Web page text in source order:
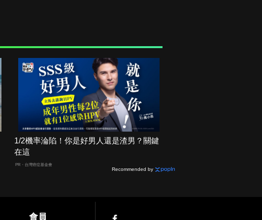
1/2機率淪陷！你是好男人還是渣男？關鍵
在這
PR・台灣癌症基金會
Recommended by
會員